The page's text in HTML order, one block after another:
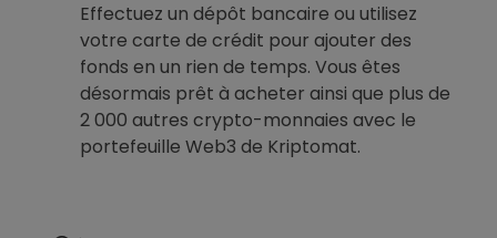
Effectuez un dépôt bancaire ou utilisez
votre carte de crédit pour ajouter des
fonds en un rien de temps. Vous êtes
désormais prêt à acheter ainsi que plus de
2 000 autres crypto-monnaies avec le
portefeuille Web3 de Kriptomat.